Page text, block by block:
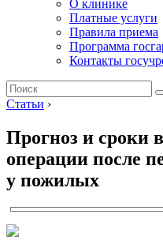
О клинике
Платные услуги
Правила приема
Программа
Контакты
Статьи ›
Прогноз и сроки
операции после
у пожилых